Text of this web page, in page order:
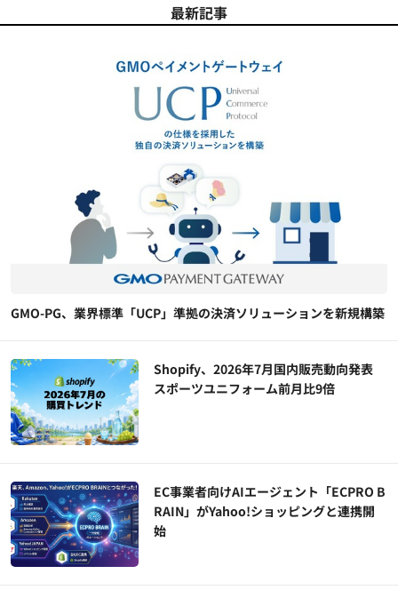
最新記事
GMO-PG、業界標準「UCP」準拠の決済ソリューションを新規構築
Shopify、2026年7月国内販売動向発表
スポーツユニフォーム前月比9倍
EC事業者向けAIエージェント「ECPRO B
RAIN」がYahoo!ショッピングと連携開
始